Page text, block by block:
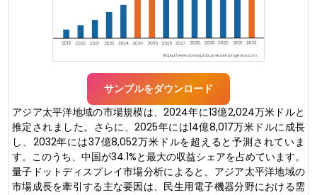
サンプルをダウンロード
アジア太平洋地域の市場規模は、2024年に13億2,024万米ドルと
推定されました。さらに、2025年には14億8,017万米ドルに成長
し、2032年には37億8,052万米ドルを超えると予測されていま
す。このうち、中国が34.1%と最大の収益シェアを占めています。
量子ドットディスプレイ市場分析によると、アジア太平洋地域の
市場成長を牽引する主な要因は、民生用電子機器分野における需